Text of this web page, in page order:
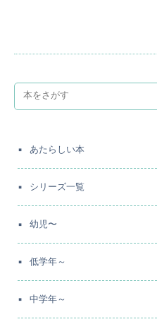
あたらしい本
シリーズ一覧
幼児〜
低学年～
中学年～